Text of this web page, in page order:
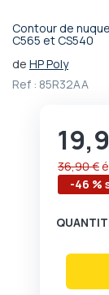
Contour de
C565 et CS540
de HP Poly
Ref : 85R32AA
Prix
-46 %
36,90 €
Passer
début
de
d’images